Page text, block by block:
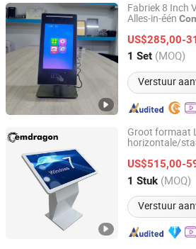
Fabriek 8 Inch
Alles-in-één
US$285,00-
1 Set (MOQ)
Verstuur
Shenzhen Zhongkemei Digital
Guangdong, China
Groot formaat
horizontale/
reclame speler
US$515,00-
1 Stuk (MOQ)
Verstuur
Shenzhen GemDragon Display
Guangdong, China